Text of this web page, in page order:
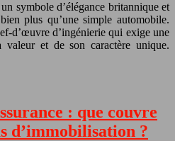
symbole d’élégance britannique et
plus qu’une simple automobile.
d’œuvre d’ingénierie qui exige une
et de son caractère unique.
: que couvre
d’immobilisation ?